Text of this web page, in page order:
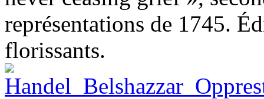
représentations de 1745.
florissants.